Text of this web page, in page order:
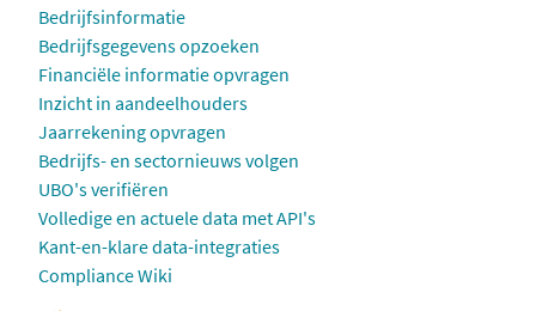
Bedrijfsinformatie
Bedrijfsgegevens opzoeken
Financiële informatie opvragen
Inzicht in aandeelhouders
Jaarrekening opvragen
Bedrijfs- en sectornieuws volgen
UBO's verifiëren
Volledige en actuele data met API's
Kant-en-klare data-integraties
Compliance Wiki